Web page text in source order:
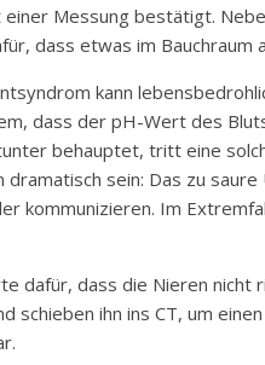
Messung bestätigt.
dass etwas im Bauchraum
kann
dass der pH-Wert des
behauptet, tritt eine
dramatisch sein: Das zu
kommunizieren. Im
dafür, dass die Nieren nicht
ihn ins CT, um